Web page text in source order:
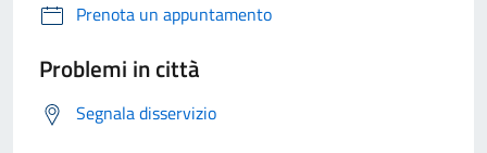
Prenota un appuntamento
Problemi in città
Segnala disservizio